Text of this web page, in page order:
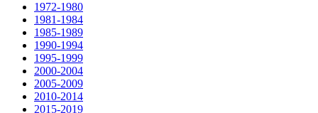
1972-1980
1981-1984
1985-1989
1990-1994
1995-1999
2000-2004
2005-2009
2010-2014
2015-2019